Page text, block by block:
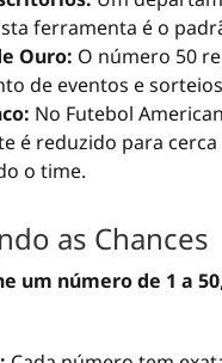
ferramenta é o
Ouro: O número 50
de eventos e
No Futebol
é reduzido para cerca
o time.
as Chances
um número de 1 a 50